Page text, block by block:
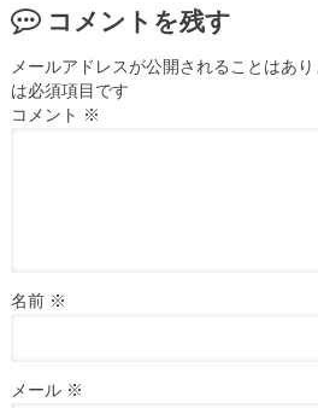
コメントを残す
メールアドレスが公開されることはあり
は必須項目です
コメント ※
名前 ※
メール ※